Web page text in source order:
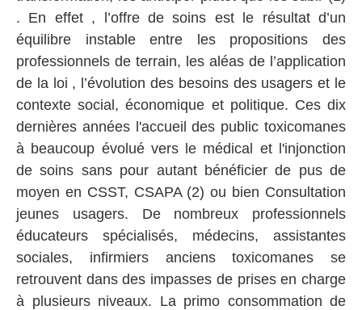
. En effet , l’offre de soins est le résultat d’un
équilibre instable entre les propositions des
professionnels de terrain, les aléas de l’application
de la loi , l’évolution des besoins des usagers et le
contexte social, économique et politique. Ces dix
dernières années l'accueil des public toxicomanes
à beaucoup évolué vers le médical et l'injonction
de soins sans pour autant bénéficier de pus de
moyen en CSST, CSAPA (2) ou bien Consultation
jeunes usagers. De nombreux professionnels
éducateurs spécialisés, médecins, assistantes
sociales, infirmiers anciens toxicomanes se
retrouvent dans des impasses de prises en charge
à plusieurs niveaux. La primo consommation de